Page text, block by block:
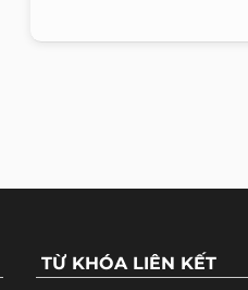
TỪ KHÓA LIÊN KẾT